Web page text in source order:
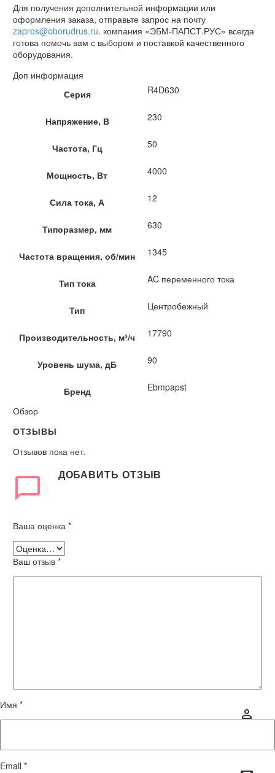
Для получения дополнительной информации или
оформления заказа, отправьте запрос на почту
zapros@oborudrus.ru. компания «ЭБМ-ПАПСТ.РУС» всегда
готова помочь вам с выбором и поставкой качественного
оборудования.
Доп информация
Серия
R4D630
Напряжение, В 230
Частота, Гц 50
Мощность, Вт 4000
Сила тока, А 12
Типоразмер, мм 630
Частота вращения, об/мин 1345
Тип тока AC переменного тока
Тип Центробежный
Производительность, м³/ч 17790
Уровень шума, дБ 90
Бренд
Ebmpapst
Обзор
ОТЗЫВЫ
Отзывов пока нет.
ДОБАВИТЬ ОТЗЫВ
Ваша оценка *
Ваш отзыв *
Имя *
Email *